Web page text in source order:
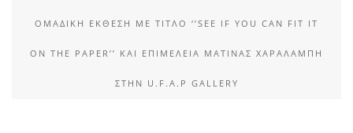
ΟΜΑΔΙΚΉ ΈΚΘΕΣΗ ΜΕ ΤΊΤΛΟ ‘’SEE IF YOU CAN FIT IT
ON THE PAPER’’ ΚΑΙ ΕΠΙΜΈΛΕΙΑ ΜΑΤΊΝΑΣ ΧΑΡΑΛΆΜΠΗ
ΣΤΗΝ U.F.A.P GALLERY